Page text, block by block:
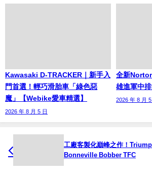
Kawasaki D-TRACKER｜新手入
門首選！輕巧滑胎車「綠色惡
魔」【Webike愛車精選】
2026 年 8 月 5 日
全新
雄進軍中
2026 年 8 月 5
工廠客製化巔峰之作！
Bonneville Bobber TFC